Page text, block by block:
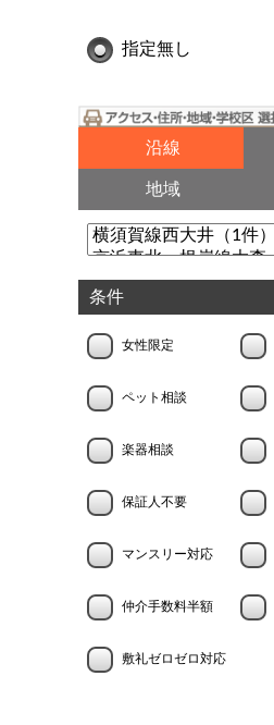
指定無し
沿線
地域
条件
女性限定
ペット相談
楽器相談
保証人不要
マンスリー対応
仲介手数料半額
敷礼ゼロゼロ対応